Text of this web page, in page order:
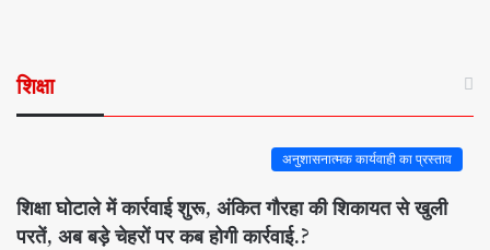
शिक्षा
अनुशासनात्मक कार्यवाही का प्रस्ताव
शिक्षा घोटाले में कार्रवाई शुरू, अंकित गौरहा की शिकायत से खुली
परतें, अब बड़े चेहरों पर कब होगी कार्रवाई.?